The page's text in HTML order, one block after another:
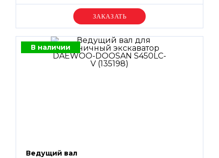
Уточняйте цену
В наличии
Ведущий вал